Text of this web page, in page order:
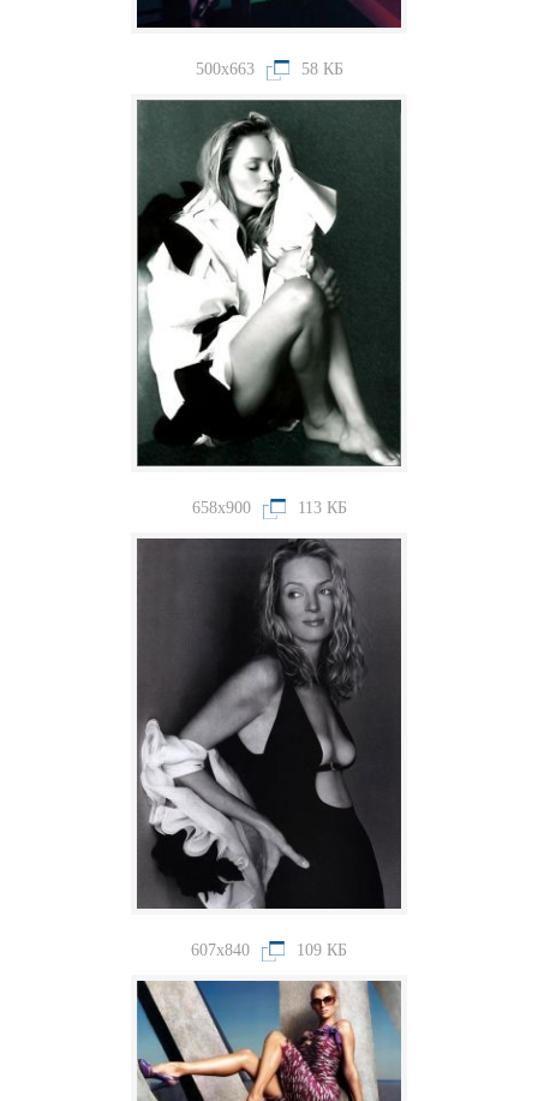
500x663 58 КБ
658x900 113 КБ
607x840 109 КБ